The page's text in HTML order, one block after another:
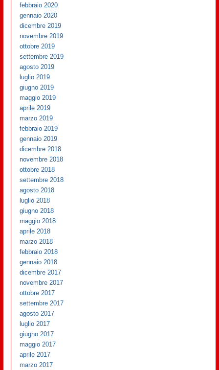
febbraio 2020
gennaio 2020
dicembre 2019
novembre 2019
ottobre 2019
settembre 2019
agosto 2019
luglio 2019
giugno 2019
maggio 2019
aprile 2019
marzo 2019
febbraio 2019
gennaio 2019
dicembre 2018
novembre 2018
ottobre 2018
settembre 2018
agosto 2018
luglio 2018
giugno 2018
maggio 2018
aprile 2018
marzo 2018
febbraio 2018
gennaio 2018
dicembre 2017
novembre 2017
ottobre 2017
settembre 2017
agosto 2017
luglio 2017
giugno 2017
maggio 2017
aprile 2017
marzo 2017